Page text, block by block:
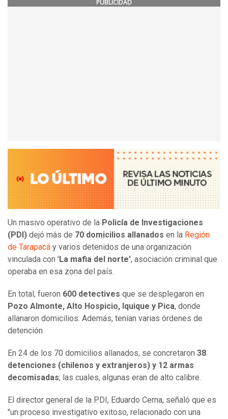
PUBLICIDAD
Un masivo operativo de la Policía de Investigaciones
(PDI) dejó más de 70 domicilios allanados en la Región
de Tarapacá y varios detenidos de una organización
vinculada con ' La mafia del norte', asociación criminal que
operaba en esa zona del país.
En total, fueron 600 detectives que se desplegaron en
Pozo Almonte, Alto Hospicio, Iquique y Pica, donde
allanaron domicilios. Además, tenían varias órdenes de
detención.
En 24 de los 70 domicilios allanados, se concretaron 38
detenciones (chilenos y extranjeros) y 12 armas
decomisadas; las cuales, algunas eran de alto calibre.
El director general de la PDI, Eduardo Cerna, señaló que es
"un proceso investigativo exitoso, relacionado con una